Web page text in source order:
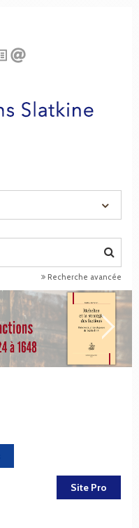
Recherche avancée
Site Pro